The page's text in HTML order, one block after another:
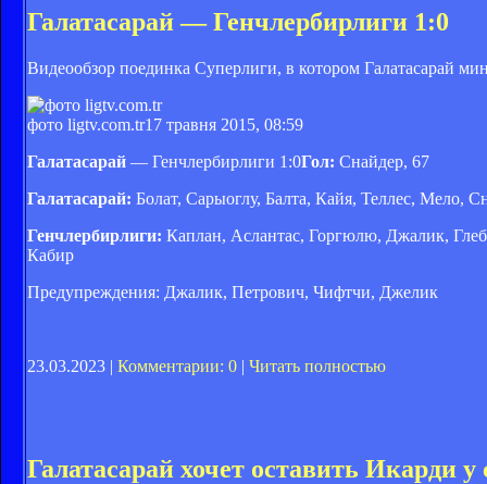
Галатасарай — Генчлербирлиги 1:0
Видеообзор поединка Суперлиги, в котором Галатасарай
фото ligtv.com.tr17 травня 2015, 08:59
Галатасарай — Генчлербирлиги 1:0Гол: Снайдер, 67
Галатасарай: Болат, Сарыоглу, Балта, Кайя, Теллес,
Генчлербирлиги: Каплан, Аслантас, Горгюлю, Джалик,
Кабир
Предупреждения: Джалик, Петрович, Чифтчи, Джелик
23.03.2023 | Комментарии: 0 | Читать полностью
Галатасарай хочет оставить Икарди